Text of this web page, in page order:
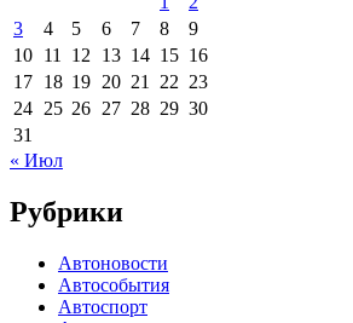
3
4 5 6 7 8
9
10 11 12 13 14 15 16
17 18 19 20 21 22 23
24 25 26 27 28 29 30
31
« Июл
Рубрики
Автоновости
Автособытия
Автоспорт